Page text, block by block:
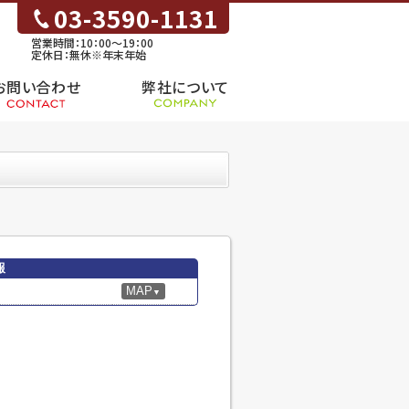
03-3590-1131
営業時間：10：00～19：00
定休日：無休※年末年始
問い合わせ 弊社について
MAP ▼